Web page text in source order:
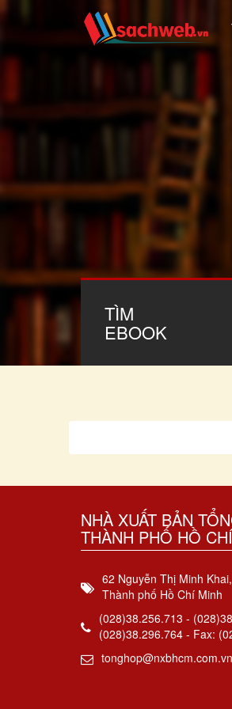
TÌM
EBOOK
NHÀ XUẤT BẢN
THÀNH PHỐ HỒ
62 Nguyễn Thị Minh
Thành phố Hồ Chí Minh
(028)38.256.713 -
(028)38.296.764 - Fax:
tonghop@nxbhcm.com.vn